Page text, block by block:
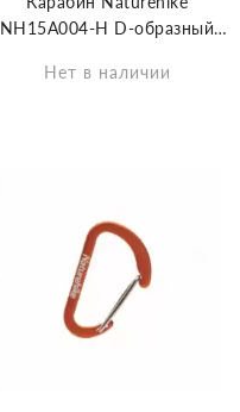
NH15A004-H D-образный
голубой, 6927595717318
Нет в наличии